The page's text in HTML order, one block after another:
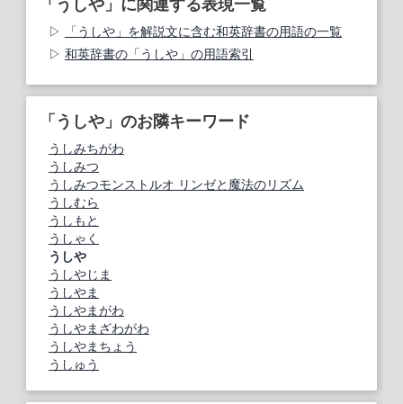
「うしや」を解説文に含む和英辞書の用語の一覧
和英辞書の「うしや」の用語索引
「うしや」のお隣キーワード
うしみちがわ
うしみつ
うしみつモンストルオ リンゼと魔法のリズム
うしむら
うしもと
うしゃく
うしや
うしやじま
うしやま
うしやまがわ
うしやまざわがわ
うしやまちょう
うしゅう